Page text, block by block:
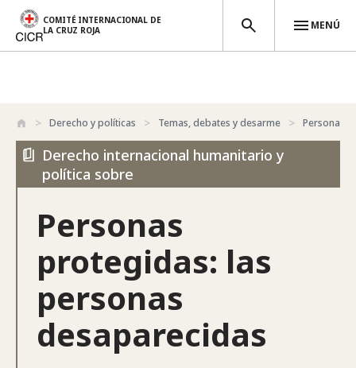
Pasar al contenido principal
COMITÉ INTERNACIONAL DE
LA CRUZ ROJA
MENÚ
Derecho y políticas Temas, debates y desarme Personas
Derecho internacional humanitario y
política sobre
Personas
protegidas: las
personas
desaparecidas